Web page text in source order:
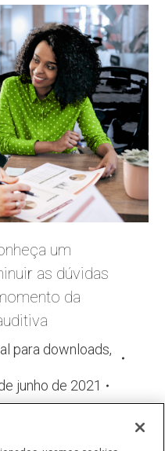
um
as dúvidas
da
para downloads,
junho de 2021
(QPL- Question